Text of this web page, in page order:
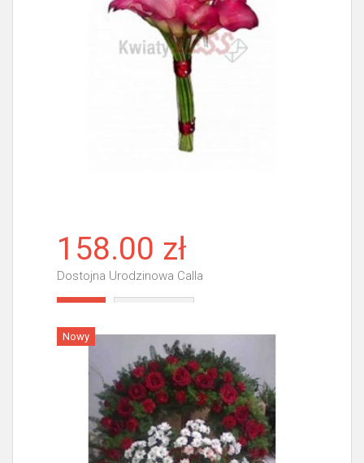
158.00 zł
Dostojna Urodzinowa Calla
Nowy